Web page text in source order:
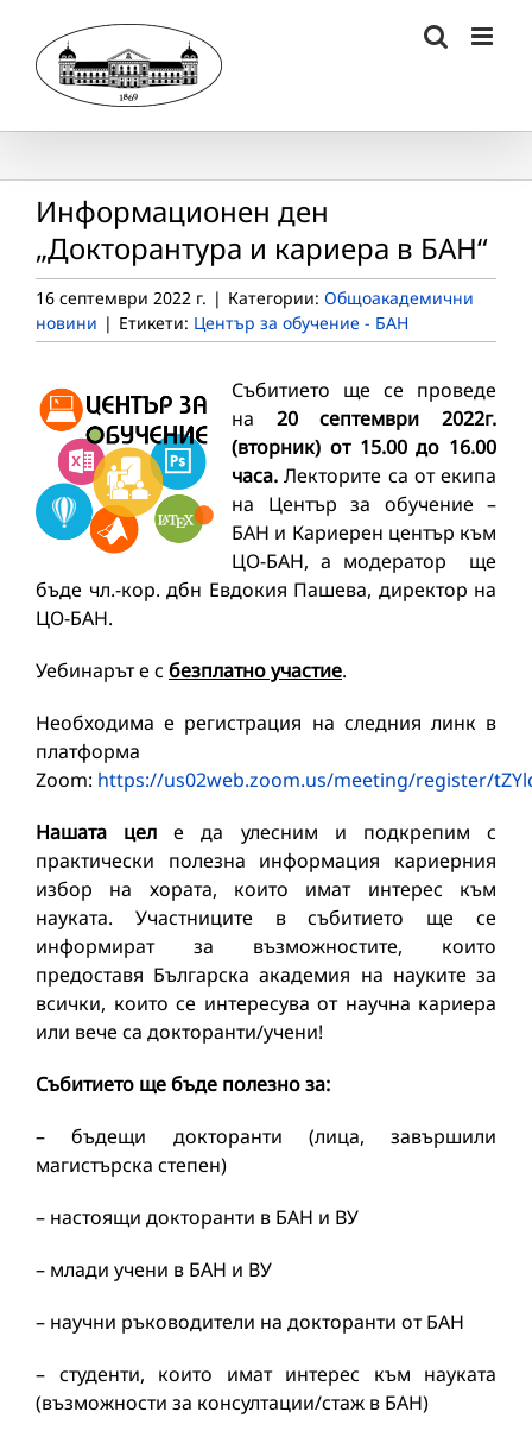
content
Информационен ден
„Докторантура и кариера в БАН“
16 септември 2022 г. | Категории: Общоакадемични
новини | Етикети: Център за обучение - БАН
Събитието ще се проведе
на 20 септември 2022г.
(вторник) от 15.00 до 16.00
часа.Лекторите са от екипа
на Център за обучение –
БАН и Кариерен център към
ЦО-БАН, а модератор ще
бъде чл.-кор. дбн Евдокия Пашева, директор на
ЦО-БАН.
Уебинарът е с безплатно участие.
Необходима е регистрация на следния линк в
платформа
Zoom: https://us02web.zoom.us/meeting/register/
Нашата целе да улесним и подкрепим с
практически полезна информация кариерния
избор на хората, които имат интерес към
науката. Участниците в събитието ще се
информират за възможностите, които
предоставя Българска академия на науките за
всички, които се интересува от научна кариера
или вече са докторанти/учени!
Събитието ще бъде полезно за:
– бъдещи докторанти (лица, завършили
магистърска степен)
– настоящи докторанти в БАН и ВУ
– млади учени в БАН и ВУ
– научни ръководители на докторанти от БАН
– студенти, които имат интерес към науката
(възможности за консултации/стаж в БАН)